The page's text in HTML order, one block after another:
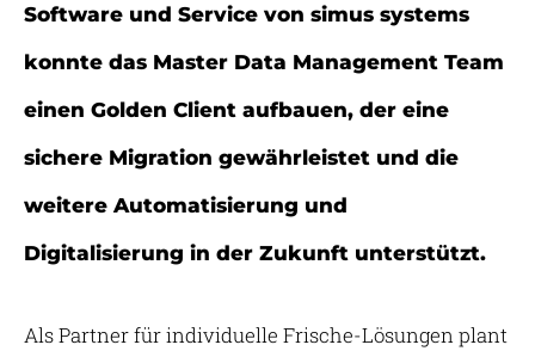
Software und Service von simus systems
konnte das Master Data Management Team
einen Golden Client aufbauen, der eine
sichere Migration gewährleistet und die
weitere Automatisierung und
Digitalisierung in der Zukunft unterstützt.
Als Partner für individuelle Frische-Lösungen plant